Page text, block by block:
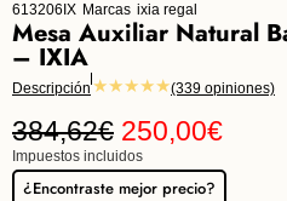
613206IX Marcas ixia regal
Mesa Auxiliar Natural
– IXIA
Descripción ★★★★★(339 opiniones)
384,62€ 250,00€
Impuestos incluidos
¿Encontraste mejor precio?